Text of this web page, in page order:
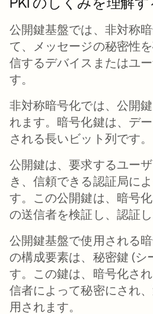
公開鍵基盤では、非対称
て、メッセージの秘密性
信するデバイスまたはユ
す。
非対称暗号化では、公開
れます。暗号化鍵は、デ
される長いビット列です。
公開鍵は、要求するユー
き、信頼できる認証局に
す。この公開鍵は、暗号
の送信者を検証し、認証し
公開鍵基盤で使用される
の構成要素は、秘密鍵 (シ
す。この鍵は、暗号化さ
信者によって秘密にされ
用されます。